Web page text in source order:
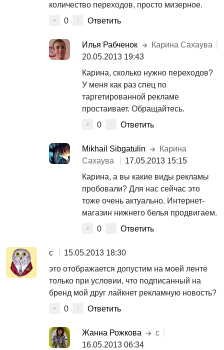
количество переходов, просто мизерное.
+ 0 - Ответить
Илья Рабченок
Карина Сахаува
20.05.2013 19:43
Карина, сколько нужно переходов?
У меня как раз спец по
таргетированной рекламе
простаивает. Обращайтесь.
+ 0 - Ответить
Mikhail Sibgatulin
Карина
Сахаува
17.05.2013 15:15
Карина, а вы какие виды рекламы
пробовали? Для нас сейчас это
тоже очень актуально. Интернет-
магазин нижнего белья продвигаем.
+ 0 - Ответить
с
15.05.2013 18:30
это отображается допустим на моей ленте
только при условии, что подписанный на
бренд мой друг лайкнет рекламную новость?
+ 0 - Ответить
Жанна Рожкова
с
16.05.2013 06:34